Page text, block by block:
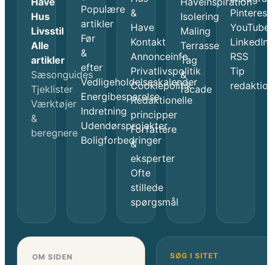
Hus
Livsstil
Alle
artikler
Sæsonguides
Tjeklister
Værktøjer
&
beregnere
Populære
artikler
Før
&
efter
Vedligeholdelseskalender
Energibesparelse
Indretning
Udendørsprojekter
Boligforbedringer
&
Have
Kontakt
Annonceinfo
Privatlivspolitik
Cookiepolitik
Redaktionelle
principper
Forfattere
&
eksperter
Ofte
stillede
spørgsmål
Isolering
Maling
Terrasse
Tag
&
facade
Pinterest
YouTube
LinkedIn
RSS
Tip
OM SIDEN SØG I SITET